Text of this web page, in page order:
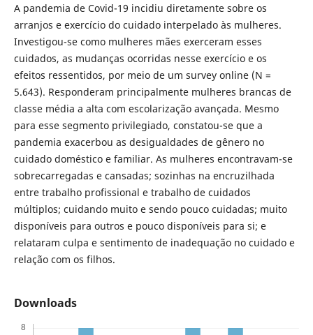
A pandemia de Covid-19 incidiu diretamente sobre os
arranjos e exercício do cuidado interpelado às mulheres.
Investigou-se como mulheres mães exerceram esses
cuidados, as mudanças ocorridas nesse exercício e os
efeitos ressentidos, por meio de um survey online (N =
5.643). Responderam principalmente mulheres brancas de
classe média a alta com escolarização avançada. Mesmo
para esse segmento privilegiado, constatou-se que a
pandemia exacerbou as desigualdades de gênero no
cuidado doméstico e familiar. As mulheres encontravam-se
sobrecarregadas e cansadas; sozinhas na encruzilhada
entre trabalho profissional e trabalho de cuidados
múltiplos; cuidando muito e sendo pouco cuidadas; muito
disponíveis para outros e pouco disponíveis para si; e
relataram culpa e sentimento de inadequação no cuidado e
relação com os filhos.
Downloads